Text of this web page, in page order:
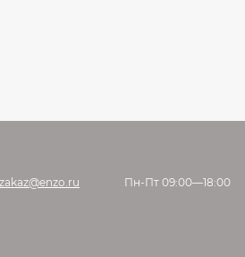
zakaz@enzo.ru Пн-Пт 09:00—18:00